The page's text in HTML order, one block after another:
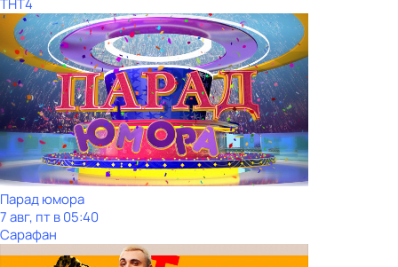
ТНТ4
Парад юмора
7 авг, пт в 05:40
Сарафан